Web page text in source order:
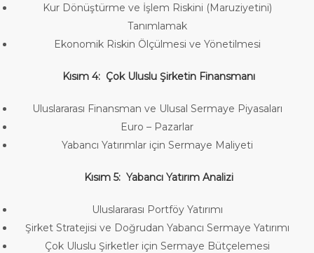
Kur Dönüştürme ve İşlem Riskini (Maruziyetini)
Tanımlamak
Ekonomik Riskin Ölçülmesi ve Yönetilmesi
Kısım 4: Çok Uluslu Şirketin Finansmanı
Uluslararası Finansman ve Ulusal Sermaye Piyasaları
Euro – Pazarlar
Yabancı Yatırımlar için Sermaye Maliyeti
Kısım 5: Yabancı Yatırım Analizi
Uluslararası Portföy Yatırımı
Şirket Stratejisi ve Doğrudan Yabancı Sermaye Yatırımı
Çok Uluslu Şirketler için Sermaye Bütçelemesi